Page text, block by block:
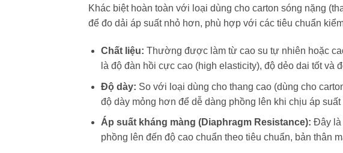
Khác biệt hoàn toàn với loại dùng cho carton sóng nặng
để đo dải áp suất nhỏ hơn, phù hợp với các tiêu chuẩn
Chất liệu: Thường được làm từ cao su tự nhiên hoặc
là độ đàn hồi cực cao (high elasticity), độ dẻo dai tốt và
Độ dày: So với loại dùng cho thang cao (dùng cho
độ dày mỏng hơn để dễ dàng phồng lên khi chịu áp suất
Áp suất kháng màng (Diaphragm Resistance): Đây là
phồng lên đến độ cao chuẩn theo tiêu chuẩn, bản thân